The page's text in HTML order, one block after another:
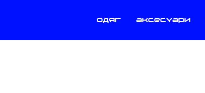
одяг аксесуари